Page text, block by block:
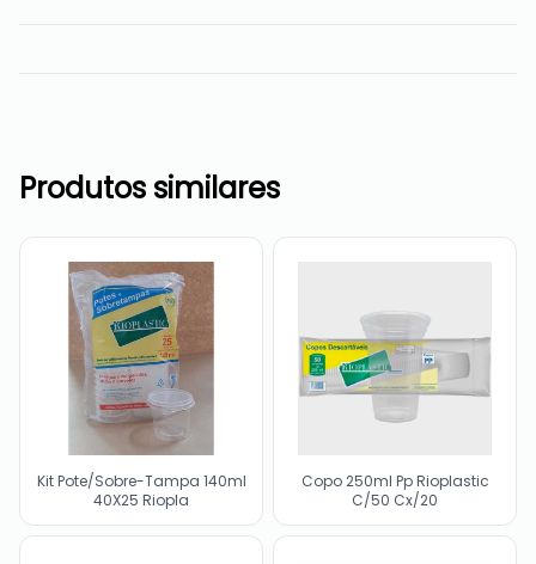
Produtos similares
Kit Pote/Sobre-Tampa 140ml
40X25 Riopla
Copo 250ml Pp Rioplastic
C/50 Cx/20